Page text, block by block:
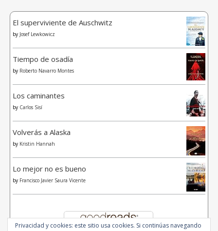
El superviviente de Auschwitz
by Josef Lewkowicz
Tiempo de osadía
by Roberto Navarro Montes
Los caminantes
by Carlos Sisí
Volverás a Alaska
by Kristin Hannah
Lo mejor no es bueno
by Francisco Javier Saura Vicente
Privacidad y cookies: este sitio usa cookies. Si continúas navegando